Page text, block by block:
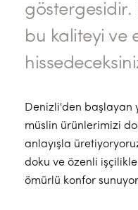
bu kaliteyi ve
Denizli'den başlayan
müslin ürünlerimizi
anlayışla
doku ve özenli
ömürlü konfor